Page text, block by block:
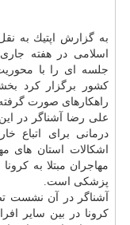
به گزارش اپتیك به
اسلامی در هفته جاری
جلسه ای را با
كشور برگزار كرد
راهكارهای صورت
علی رضا آشناگر در
درمانی برای اتباع
اشكالات استان های
مهاجران مبتلا به
پزشكی است.
آشناگر در آن نشست
كرونا در بین سایر